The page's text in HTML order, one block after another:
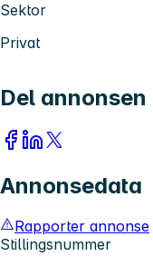
Sektor
Privat
Del annonsen
Annonsedata
Rapporter annonse
Stillingsnummer